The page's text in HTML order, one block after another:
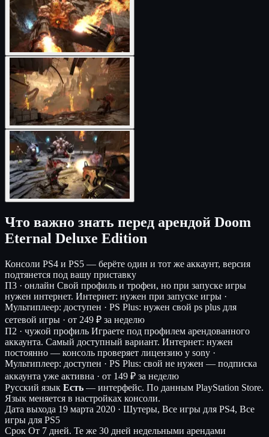
Что важно знать перед арендой Doom
Eternal Deluxe Edition
Консоли PS4 и PS5 — берёте один и тот же аккаунт, версия
подтянется под вашу приставку
П3 · онлайн Свой профиль и трофеи, но при запуске игры
нужен интернет. Интернет: нужен при запуске игры ·
Мультиплеер: доступен · PS Plus: нужен свой ps plus для
сетевой игры · от 249 ₽ за неделю
П2 · чужой профиль Играете под профилем арендованного
аккаунта. Самый доступный вариант. Интернет: нужен
постоянно — консоль проверяет лицензию у sony ·
Мультиплеер: доступен · PS Plus: свой не нужен — подписка
аккаунта уже активна · от 149 ₽ за неделю
Русский язык Есть — интерфейс. По данным PlayStation Store.
Язык меняется в настройках консоли.
Дата выхода 19 марта 2020 · Шутеры, Все игры для PS4, Все
игры для PS5
Срок От 7 дней. Те же 30 дней недельными арендами